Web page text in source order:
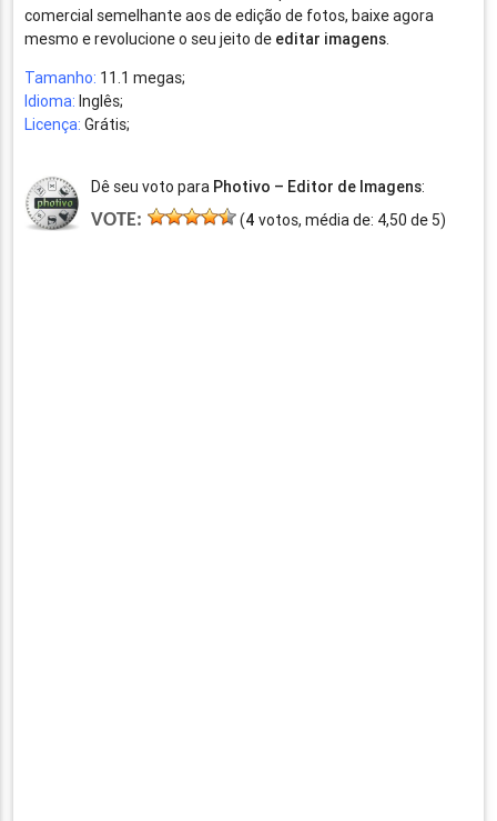
comercial semelhante aos de edição de fotos, baixe agora
mesmo e revolucione o seu jeito de editar imagens.
Tamanho: 11.1 megas;
Idioma: Inglês;
Licença: Grátis;
Dê seu voto para Photivo – Editor de Imagens:
VOTE: (4 votos, média de: 4,50 de 5)